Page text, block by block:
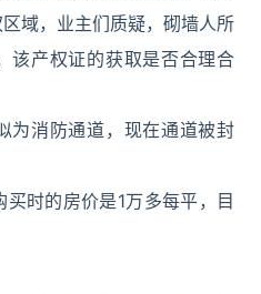
域，业主们质疑，砌墙人所
该产权证的获取是否合理合
为消防通道，现在通道被封
时的房价是1万多每平，目